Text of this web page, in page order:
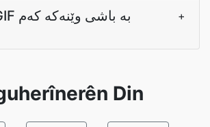
+
Din